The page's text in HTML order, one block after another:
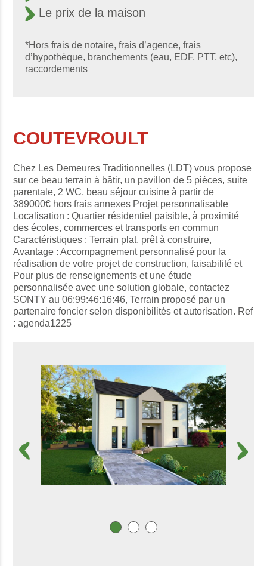
COUTEVROULT
Chez Les Demeures Traditionnelles (LDT) vous propose
sur ce beau terrain à bâtir, un pavillon de 5 pièces, suite
parentale, 2 WC, beau séjour cuisine à partir de
389000€ hors frais annexes Projet personnalisable
Localisation : Quartier résidentiel paisible, à proximité
des écoles, commerces et transports en commun
Caractéristiques : Terrain plat, prêt à construire,
Avantage : Accompagnement personnalisé pour la
réalisation de votre projet de construction, faisabilité et
Pour plus de renseignements et une étude
personnalisée avec une solution globale, contactez
SONTY au 06:99:46:16:46, Terrain proposé par un
partenaire foncier selon disponibilités et autorisation. Ref
: agenda1225
Le prix de la maison
*Hors frais de notaire, frais d’agence, frais
d’hypothèque, branchements (eau, EDF, PTT, etc),
raccordements